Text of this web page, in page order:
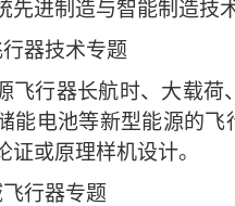
先进制造与智能制造技
器技术专题
飞行器长航时、大载
能电池等新型能源的
证或原理样机设计。
行器专题